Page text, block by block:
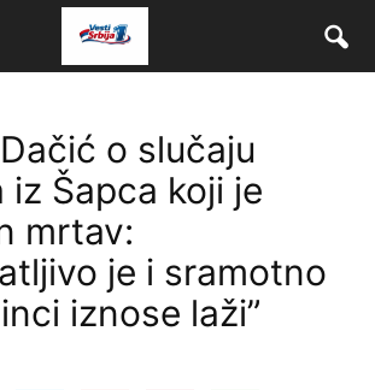
o slučaju
Šapca koji je
mrtav:
je i sramotno
iznose laži”